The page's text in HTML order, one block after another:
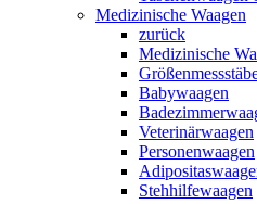
Medizinische Waagen
zurück
Medizinische
Babywaagen
Veterinärwaagen
Personenwaagen
Stehhilfewaagen